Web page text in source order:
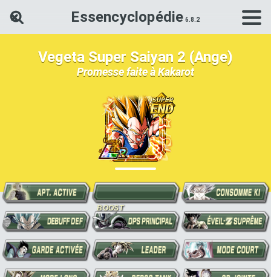
Essencyclopédie
Rechercher une carte Dokkan
Vegeta Super Saiyan 2 (Ange)
Promesse faite à Kakarot